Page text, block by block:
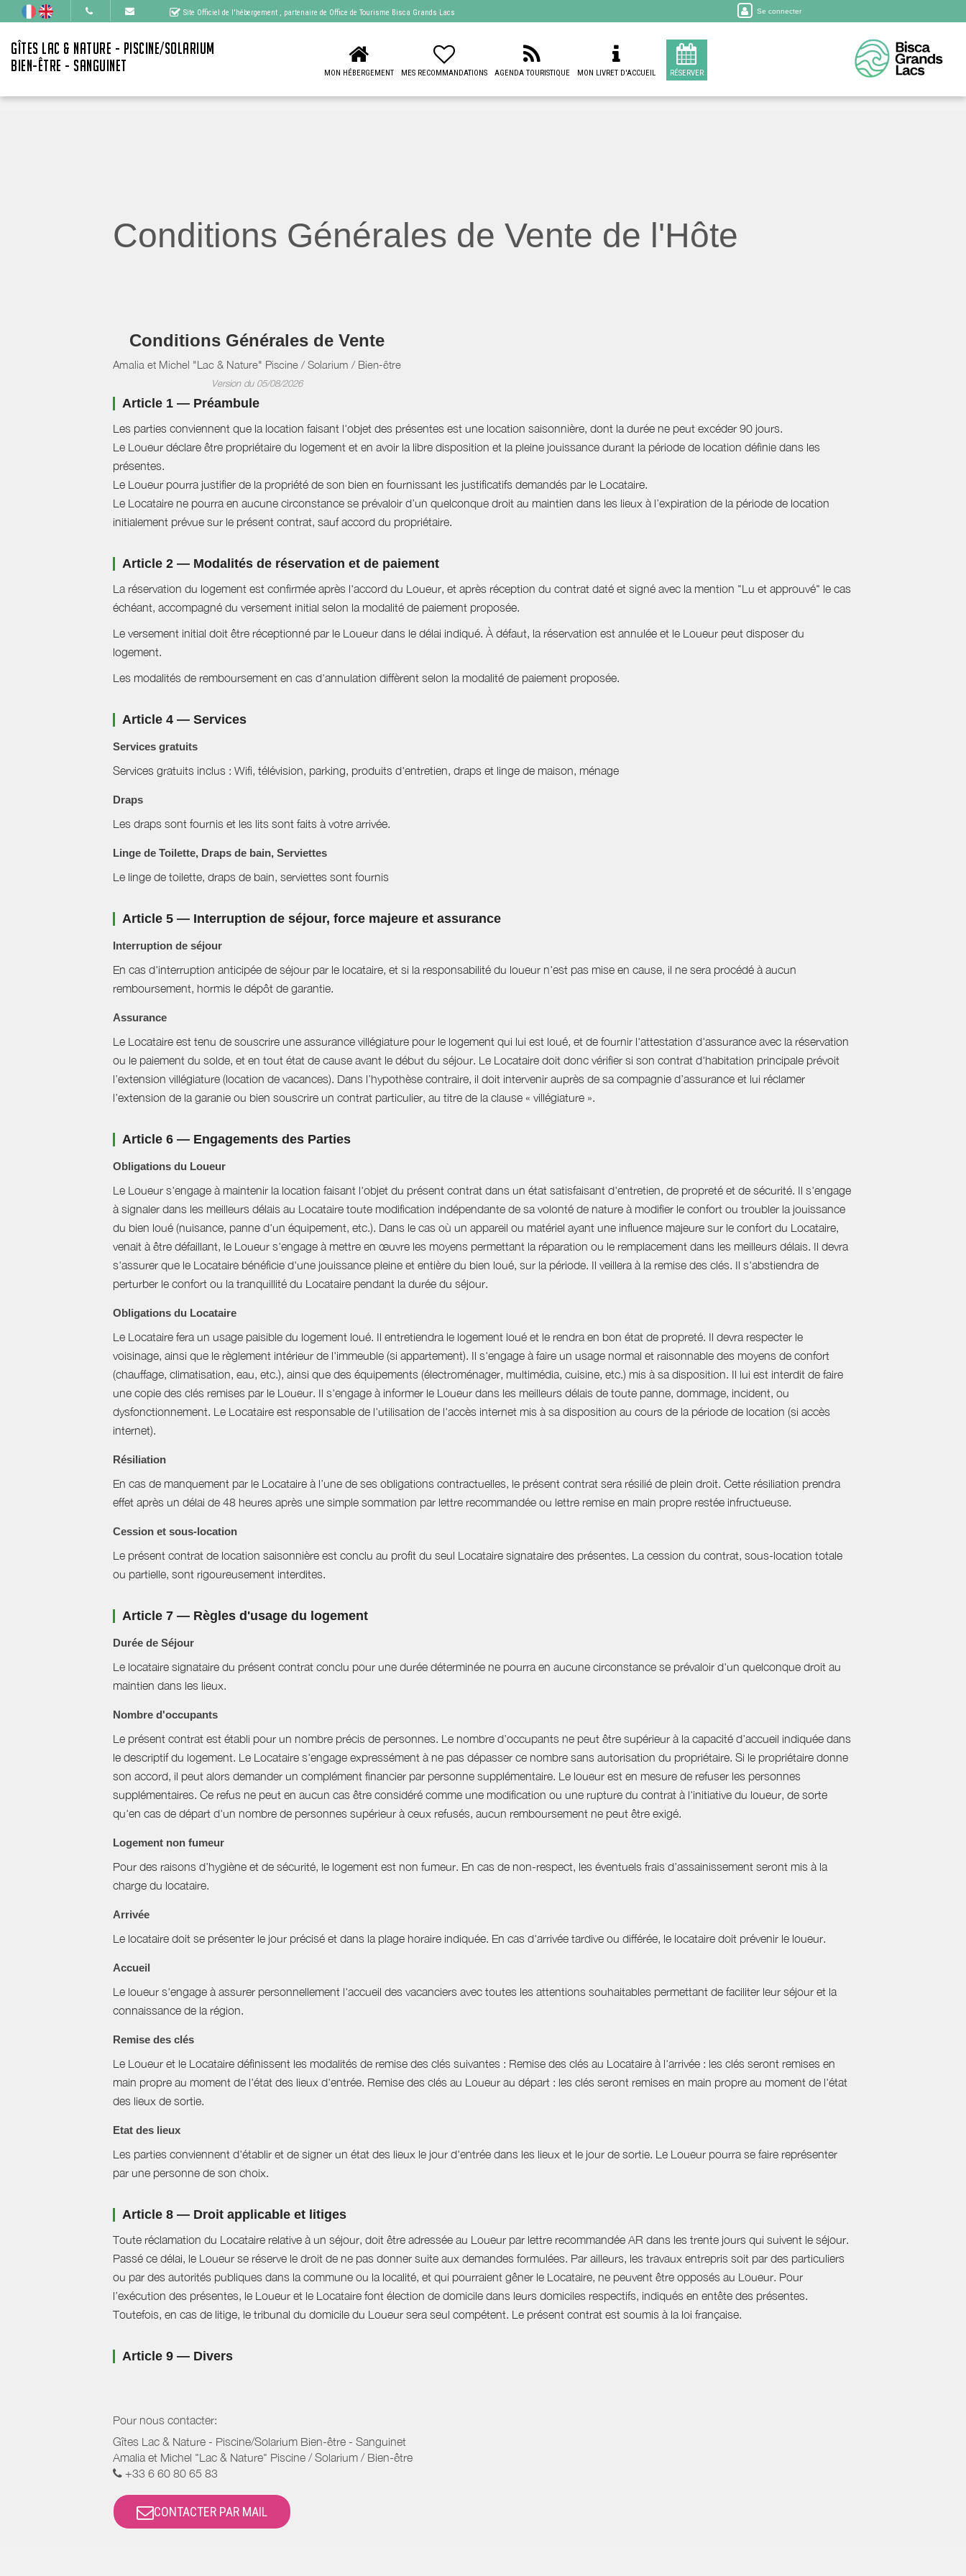
Site Officiel de l'hébergement , partenaire de Office de Tourisme Bisca Grands Lacs Se connecter
GÎTES LAC & NATURE - PISCINE/SOLARIUM
BIEN-ÊTRE - SANGUINET
MON HÉBERGEMENT MES RECOMMANDATIONS AGENDA TOURISTIQUE MON LIVRET D'ACCUEIL RÉSERVER
Conditions Générales de Vente de l'Hôte
Conditions Générales de Vente
Amalia et Michel "Lac & Nature" Piscine / Solarium / Bien-être
Version du 05/08/2026
Article 1 — Préambule
Les parties conviennent que la location faisant l'objet des présentes est une location saisonnière, dont la durée ne peut excéder 90 jours.
Le Loueur déclare être propriétaire du logement et en avoir la libre disposition et la pleine jouissance durant la période de location définie dans les
présentes.
Le Loueur pourra justifier de la propriété de son bien en fournissant les justificatifs demandés par le Locataire.
Le Locataire ne pourra en aucune circonstance se prévaloir d’un quelconque droit au maintien dans les lieux à l’expiration de la période de location
initialement prévue sur le présent contrat, sauf accord du propriétaire.
Article 2 — Modalités de réservation et de paiement
La réservation du logement est confirmée après l'accord du Loueur, et après réception du contrat daté et signé avec la mention "Lu et approuvé" le cas
échéant, accompagné du versement initial selon la modalité de paiement proposée.
Le versement initial doit être réceptionné par le Loueur dans le délai indiqué. À défaut, la réservation est annulée et le Loueur peut disposer du
logement.
Les modalités de remboursement en cas d'annulation diffèrent selon la modalité de paiement proposée.
Article 4 — Services
Services gratuits
Services gratuits inclus : Wifi, télévision, parking, produits d'entretien, draps et linge de maison, ménage
Draps
Les draps sont fournis et les lits sont faits à votre arrivée.
Linge de Toilette, Draps de bain, Serviettes
Le linge de toilette, draps de bain, serviettes sont fournis
Article 5 — Interruption de séjour, force majeure et assurance
Interruption de séjour
En cas d'interruption anticipée de séjour par le locataire, et si la responsabilité du loueur n'est pas mise en cause, il ne sera procédé à aucun
remboursement, hormis le dépôt de garantie.
Assurance
Le Locataire est tenu de souscrire une assurance villégiature pour le logement qui lui est loué, et de fournir l'attestation d'assurance avec la réservation
ou le paiement du solde, et en tout état de cause avant le début du séjour. Le Locataire doit donc vérifier si son contrat d'habitation principale prévoit
l’extension villégiature (location de vacances). Dans l’hypothèse contraire, il doit intervenir auprès de sa compagnie d’assurance et lui réclamer
l’extension de la garanie ou bien souscrire un contrat particulier, au titre de la clause « villégiature ».
Article 6 — Engagements des Parties
Obligations du Loueur
Le Loueur s'engage à maintenir la location faisant l'objet du présent contrat dans un état satisfaisant d'entretien, de propreté et de sécurité. Il s'engage
à signaler dans les meilleurs délais au Locataire toute modification indépendante de sa volonté de nature à modifier le confort ou troubler la jouissance
du bien loué (nuisance, panne d'un équipement, etc.). Dans le cas où un appareil ou matériel ayant une influence majeure sur le confort du Locataire,
venait à être défaillant, le Loueur s'engage à mettre en œuvre les moyens permettant la réparation ou le remplacement dans les meilleurs délais. Il devra
s'assurer que le Locataire bénéficie d'une jouissance pleine et entière du bien loué, sur la période. Il veillera à la remise des clés. Il s'abstiendra de
perturber le confort ou la tranquillité du Locataire pendant la durée du séjour.
Obligations du Locataire
Le Locataire fera un usage paisible du logement loué. Il entretiendra le logement loué et le rendra en bon état de propreté. Il devra respecter le
voisinage, ainsi que le règlement intérieur de l'immeuble (si appartement). Il s'engage à faire un usage normal et raisonnable des moyens de confort
(chauffage, climatisation, eau, etc.), ainsi que des équipements (électroménager, multimédia, cuisine, etc.) mis à sa disposition. Il lui est interdit de faire
une copie des clés remises par le Loueur. Il s'engage à informer le Loueur dans les meilleurs délais de toute panne, dommage, incident, ou
dysfonctionnement. Le Locataire est responsable de l'utilisation de l'accès internet mis à sa disposition au cours de la période de location (si accès
internet).
Résiliation
En cas de manquement par le Locataire à l’une de ses obligations contractuelles, le présent contrat sera résilié de plein droit. Cette résiliation prendra
effet après un délai de 48 heures après une simple sommation par lettre recommandée ou lettre remise en main propre restée infructueuse.
Cession et sous-location
Le présent contrat de location saisonnière est conclu au profit du seul Locataire signataire des présentes. La cession du contrat, sous-location totale
ou partielle, sont rigoureusement interdites.
Article 7 — Règles d'usage du logement
Durée de Séjour
Le locataire signataire du présent contrat conclu pour une durée déterminée ne pourra en aucune circonstance se prévaloir d'un quelconque droit au
maintien dans les lieux.
Nombre d'occupants
Le présent contrat est établi pour un nombre précis de personnes. Le nombre d’occupants ne peut être supérieur à la capacité d’accueil indiquée dans
le descriptif du logement. Le Locataire s'engage expressément à ne pas dépasser ce nombre sans autorisation du propriétaire. Si le propriétaire donne
son accord, il peut alors demander un complément financier par personne supplémentaire. Le loueur est en mesure de refuser les personnes
supplémentaires. Ce refus ne peut en aucun cas être considéré comme une modification ou une rupture du contrat à l'initiative du loueur, de sorte
qu'en cas de départ d'un nombre de personnes supérieur à ceux refusés, aucun remboursement ne peut être exigé.
Logement non fumeur
Pour des raisons d’hygiène et de sécurité, le logement est non fumeur. En cas de non-respect, les éventuels frais d’assainissement seront mis à la
charge du locataire.
Arrivée
Le locataire doit se présenter le jour précisé et dans la plage horaire indiquée. En cas d'arrivée tardive ou différée, le locataire doit prévenir le loueur.
Accueil
Le loueur s'engage à assurer personnellement l'accueil des vacanciers avec toutes les attentions souhaitables permettant de faciliter leur séjour et la
connaissance de la région.
Remise des clés
Le Loueur et le Locataire définissent les modalités de remise des clés suivantes : Remise des clés au Locataire à l'arrivée : les clés seront remises en
main propre au moment de l'état des lieux d'entrée. Remise des clés au Loueur au départ : les clés seront remises en main propre au moment de l'état
des lieux de sortie.
Etat des lieux
Les parties conviennent d'établir et de signer un état des lieux le jour d'entrée dans les lieux et le jour de sortie. Le Loueur pourra se faire représenter
par une personne de son choix.
Article 8 — Droit applicable et litiges
Toute réclamation du Locataire relative à un séjour, doit être adressée au Loueur par lettre recommandée AR dans les trente jours qui suivent le séjour.
Passé ce délai, le Loueur se réserve le droit de ne pas donner suite aux demandes formulées. Par ailleurs, les travaux entrepris soit par des particuliers
ou par des autorités publiques dans la commune ou la localité, et qui pourraient gêner le Locataire, ne peuvent être opposés au Loueur. Pour
l’exécution des présentes, le Loueur et le Locataire font élection de domicile dans leurs domiciles respectifs, indiqués en entête des présentes.
Toutefois, en cas de litige, le tribunal du domicile du Loueur sera seul compétent. Le présent contrat est soumis à la loi française.
Article 9 — Divers
Pour nous contacter:
Gîtes Lac & Nature - Piscine/Solarium Bien-être - Sanguinet
Amalia et Michel "Lac & Nature" Piscine / Solarium / Bien-être
+33 6 60 80 65 83
CONTACTER PAR MAIL